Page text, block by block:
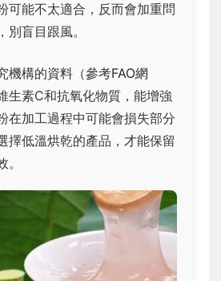
可能不太適合，反而會加重問
別盲目跟風。
機構的資料（參考FAO網
生素C和抗氧化物質，能增強
在加工過程中可能會損失部分
擇低溫烘乾的產品，才能保留